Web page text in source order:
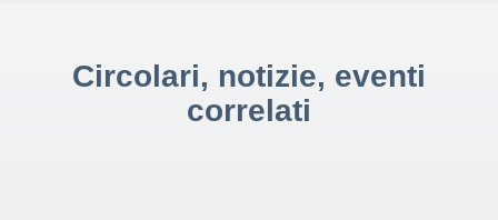
Circolari, notizie, eventi
correlati